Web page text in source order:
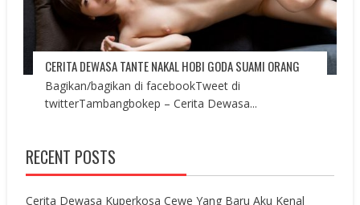
CERITA DEWASA TANTE NAKAL HOBI GODA SUAMI ORANG
Bagikan/bagikan di facebookTweet di
twitterTambangbokep – Cerita Dewasa...
RECENT POSTS
Cerita Dewasa Kuperkosa Cewe Yang Baru Aku Kenal